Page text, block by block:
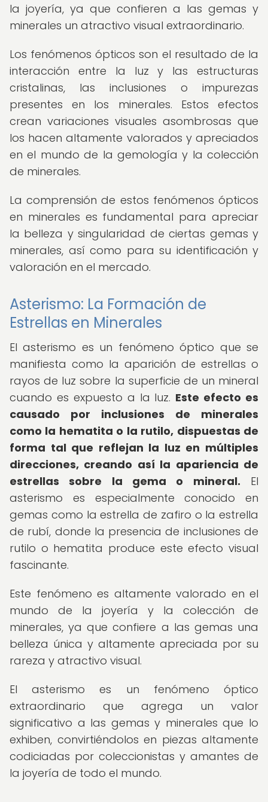
la joyería, ya que confieren a las gemas y
minerales un atractivo visual extraordinario.
Los fenómenos ópticos son el resultado de la
interacción entre la luz y las estructuras
cristalinas, las inclusiones o impurezas
presentes en los minerales. Estos efectos
crean variaciones visuales asombrosas que
los hacen altamente valorados y apreciados
en el mundo de la gemología y la colección
de minerales.
La comprensión de estos fenómenos ópticos
en minerales es fundamental para apreciar
la belleza y singularidad de ciertas gemas y
minerales, así como para su identificación y
valoración en el mercado.
Asterismo: La Formación de
Estrellas en Minerales
El asterismo es un fenómeno óptico que se
manifiesta como la aparición de estrellas o
rayos de luz sobre la superficie de un mineral
cuando es expuesto a la luz. Este efecto es
causado por inclusiones de minerales
como la hematita o la rutilo, dispuestas de
forma tal que reflejan la luz en múltiples
direcciones, creando así la apariencia de
estrellas sobre la gema o mineral. El
asterismo es especialmente conocido en
gemas como la estrella de zafiro o la estrella
de rubí, donde la presencia de inclusiones de
rutilo o hematita produce este efecto visual
fascinante.
Este fenómeno es altamente valorado en el
mundo de la joyería y la colección de
minerales, ya que confiere a las gemas una
belleza única y altamente apreciada por su
rareza y atractivo visual.
El asterismo es un fenómeno óptico
extraordinario que agrega un valor
significativo a las gemas y minerales que lo
exhiben, convirtiéndolos en piezas altamente
codiciadas por coleccionistas y amantes de
la joyería de todo el mundo.